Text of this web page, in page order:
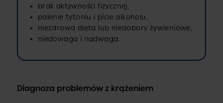
brak aktywności fizycznej,
palenie tytoniu i picie alkoholu,
niezdrowa dieta lub niedobory żywieniowe,
niedowaga i nadwaga.
Diagnoza problemów z krążeniem